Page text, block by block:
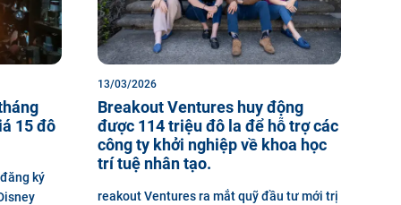
15 đô
ký
13/03/2026
Breakout Ventures huy động
được 114 triệu đô la để hỗ trợ các
công ty khởi nghiệp về khoa học
trí tuệ nhân tạo.
reakout Ventures ra mắt quỹ đầu tư mới trị